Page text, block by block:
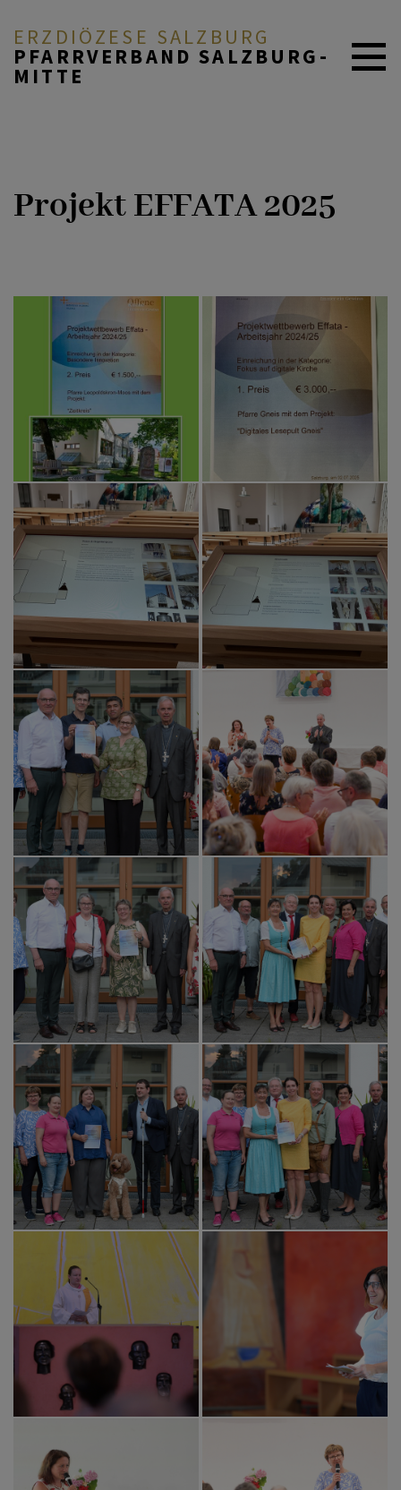
ERZDIÖZESE SALZBURG
PFARRVERBAND SALZBURG-
MITTE
ÜBER UNS
MITEINANDER BETEN
PFARRLEBEN
ICH MÖCHTE
INNEHALTEN
KONTAKT
Projekt EFFATA 2025